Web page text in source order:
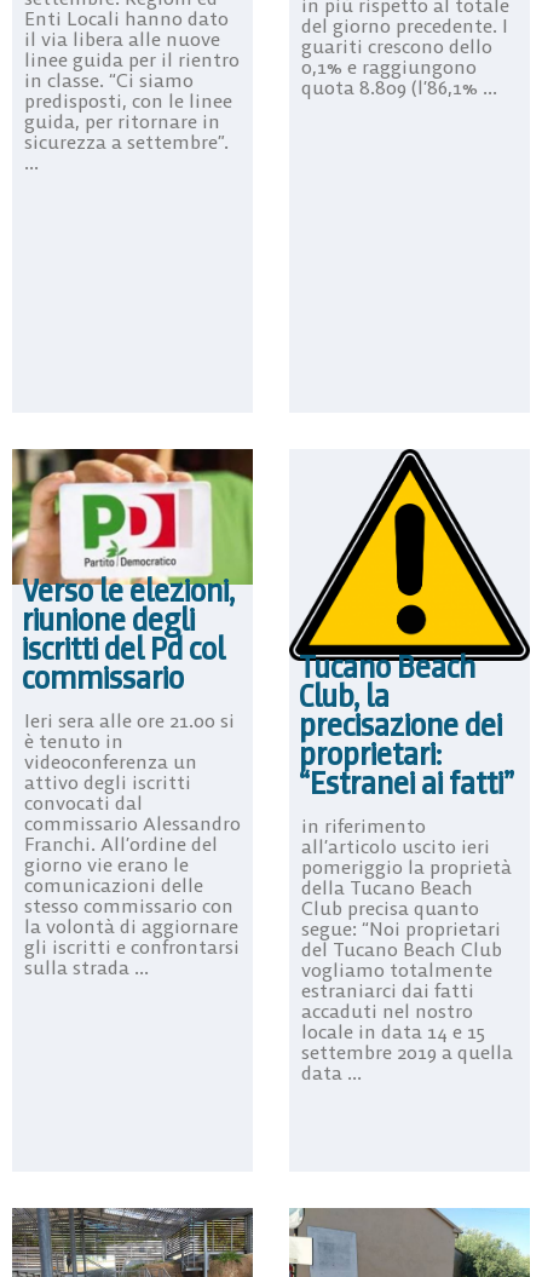
Enti Locali hanno dato
il via libera alle nuove
linee guida per il rientro
in classe. “Ci siamo
predisposti, con le linee
guida, per ritornare in
sicurezza a settembre”.
...
in più rispetto al totale
del giorno precedente. I
guariti crescono dello
0,1% e raggiungono
quota 8.809 (l’86,1% ...
Verso le elezioni,
riunione degli
iscritti del Pd col
commissario
Ieri sera alle ore 21.00 si
è tenuto in
videoconferenza un
attivo degli iscritti
convocati dal
commissario Alessandro
Franchi. All’ordine del
giorno vie erano le
comunicazioni delle
stesso commissario con
la volontà di aggiornare
gli iscritti e confrontarsi
sulla strada ...
Tucano Beach
Club, la
precisazione dei
proprietari:
“Estranei ai fatti”
in riferimento
all’articolo uscito ieri
pomeriggio la proprietà
della Tucano Beach
Club precisa quanto
segue: “Noi proprietari
del Tucano Beach Club
vogliamo totalmente
estraniarci dai fatti
accaduti nel nostro
locale in data 14 e 15
settembre 2019 a quella
data ...